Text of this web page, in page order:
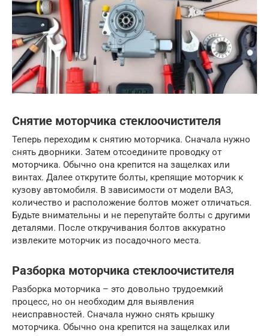
Снятие моторчика стеклоочистителя
Теперь переходим к снятию моторчика. Сначала нужно
снять дворники. Затем отсоедините проводку от
моторчика. Обычно она крепится на защелках или
винтах. Далее открутите болты, крепящие моторчик к
кузову автомобиля. В зависимости от модели ВАЗ,
количество и расположение болтов может отличаться.
Будьте внимательны и не перепутайте болты с другими
деталями. После откручивания болтов аккуратно
извлеките моторчик из посадочного места.
Разборка моторчика стеклоочистителя
Разборка моторчика – это довольно трудоемкий
процесс, но он необходим для выявления
неисправностей. Сначала нужно снять крышку
моторчика. Обычно она крепится на защелках или